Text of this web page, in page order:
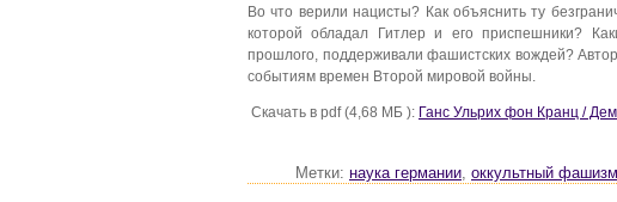
Во что верили нацисты? Как объяснить ту
которой обладал Гитлер и его приспешники?
прошлого, поддерживали фашистских вождей?
событиям времен Второй мировой войны.
Скачать в pdf (4,68 МБ ): Ганс Ульрих фон Кранц /
Метки: наука германии оккультный фашизм